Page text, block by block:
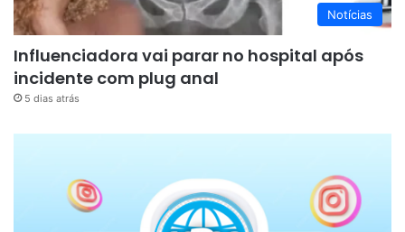
Notícias
Influenciadora vai parar no hospital após
incidente com plug anal
5 dias atrás